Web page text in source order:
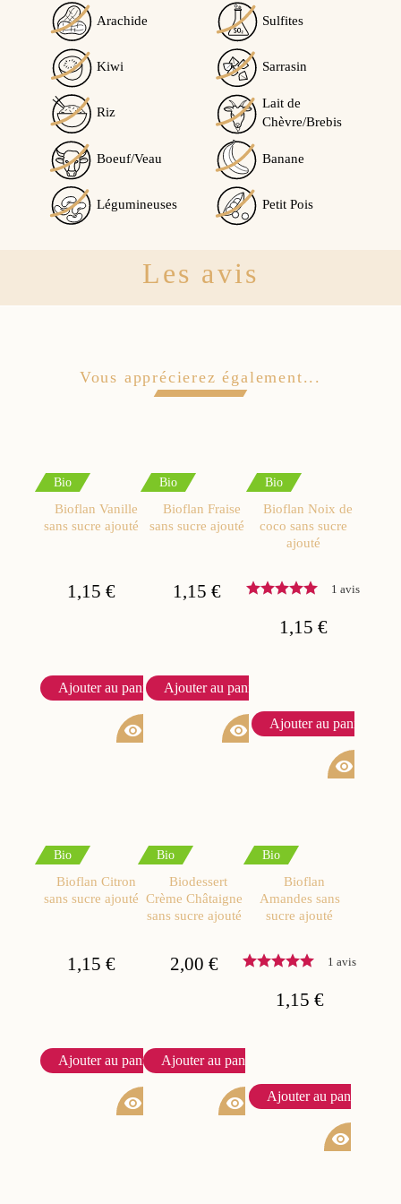
Arachide Sulfites
Kiwi Sarrasin
Riz
Lait de
Chèvre/Brebis
Boeuf/Veau Banane
Légumineuses Petit Pois
Les avis
Vous apprécierez également...
Bio
Bioflan Vanille
sans sucre ajouté
1,15 €
Ajouter au panier
visibility
Bio
Bioflan Fraise
sans sucre ajouté
1,15 €
Ajouter au panier
visibility
Bio
Bioflan Noix de
coco sans sucre
ajouté
1 avis
1,15 €
Ajouter au panier
visibility
Bio
Bioflan Citron
sans sucre ajouté
1,15 €
Ajouter au panier
visibility
Bio
Biodessert
Crème Châtaigne
sans sucre ajouté
2,00 €
Ajouter au panier
visibility
Bio
Bioflan
Amandes sans
sucre ajouté
1 avis
1,15 €
Ajouter au panier
visibility